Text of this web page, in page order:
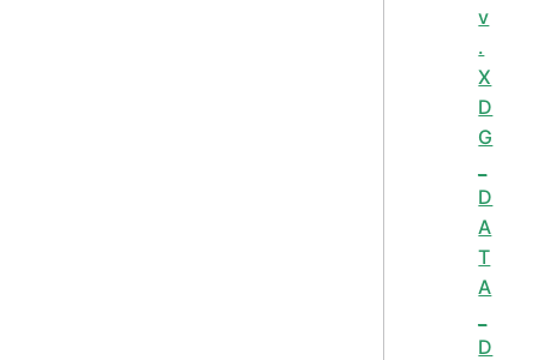
v
.
X
D
G
D
A
T
A
D